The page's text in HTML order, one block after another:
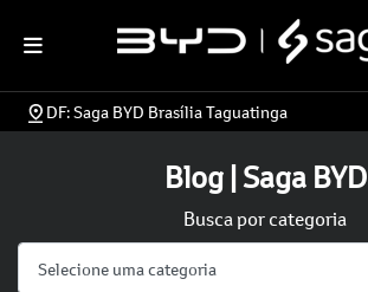
DF: Saga BYD Brasília Taguatinga
Blog | Saga BYD
Busca por categoria